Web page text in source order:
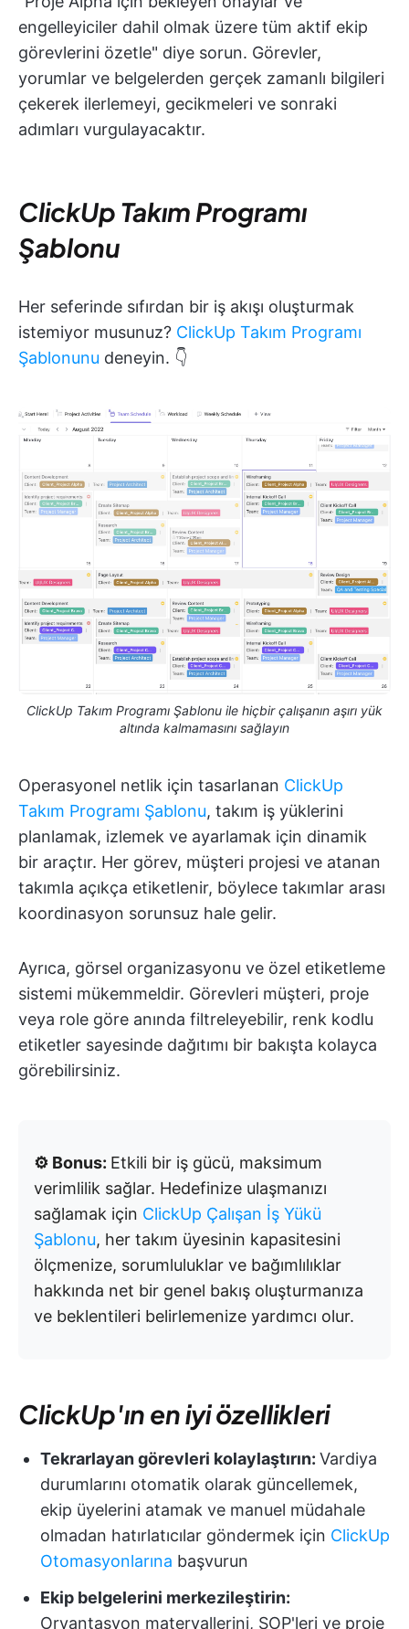
engelleyiciler dahil olmak üzere tüm aktif ekip
görevlerini özetle" diye sorun. Görevler,
yorumlar ve belgelerden gerçek zamanlı bilgileri
çekerek ilerlemeyi, gecikmeleri ve sonraki
adımları vurgulayacaktır.
ClickUp Takım Programı
Şablonu
Her seferinde sıfırdan bir iş akışı oluşturmak
istemiyor musunuz? ClickUp Takım Programı
Şablonunu deneyin. 👇
ClickUp Takım Programı Şablonu ile hiçbir çalışanın aşırı yük
altında kalmamasını sağlayın
Operasyonel netlik için tasarlanan ClickUp
Takım Programı Şablonu, takım iş yüklerini
planlamak, izlemek ve ayarlamak için dinamik
bir araçtır. Her görev, müşteri projesi ve atanan
takımla açıkça etiketlenir, böylece takımlar arası
koordinasyon sorunsuz hale gelir.
Ayrıca, görsel organizasyonu ve özel etiketleme
sistemi mükemmeldir. Görevleri müşteri, proje
veya role göre anında filtreleyebilir, renk kodlu
etiketler sayesinde dağıtımı bir bakışta kolayca
görebilirsiniz.
⚙️ Bonus: Etkili bir iş gücü, maksimum
verimlilik sağlar. Hedefinize ulaşmanızı
sağlamak için ClickUp Çalışan İş Yükü
Şablonu, her takım üyesinin kapasitesini
ölçmenize, sorumluluklar ve bağımlılıklar
hakkında net bir genel bakış oluşturmanıza
ve beklentileri belirlemenize yardımcı olur.
ClickUp'ın en iyi özellikleri
Tekrarlayan görevleri kolaylaştırın: Vardiya
durumlarını otomatik olarak güncellemek,
ekip üyelerini atamak ve manuel müdahale
olmadan hatırlatıcılar göndermek için ClickUp
Otomasyonlarına başvurun
Ekip belgelerini merkezileştirin:
Oryantasyon materyallerini, SOP'leri ve proje